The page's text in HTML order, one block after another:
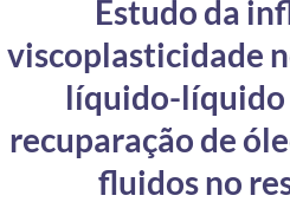
Controladoria-Geral da União
Ministério da Mulher, da Família e dos Direitos
Secretaria de Governo
Estudo da
viscoplasticidade
líquido-líquido
recuparação de
fluidos no